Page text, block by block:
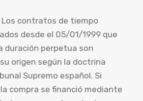
Los contratos de tiempo
desde el 05/01/1999 que
duración perpetua son
origen según la doctrina
Supremo español. Si
compra se financió mediante